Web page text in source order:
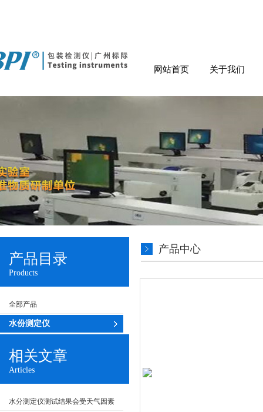
网站首页 关于我们
产品目录
Products
全部产品
水份测定仪
相关文章
Articles
水分测定仪测试结果会受天气因素
产品中心